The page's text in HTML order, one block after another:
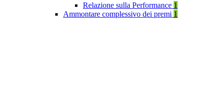
Relazione sulla Performance 1
Ammontare complessivo dei premi 1